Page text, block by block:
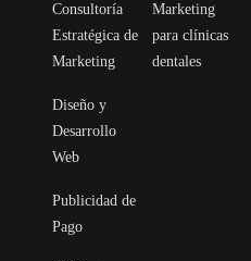
Consultoría
Estratégica de
Marketing
Diseño y
Desarrollo
Web
Publicidad de
Pago
Marketing
para clínicas
dentales